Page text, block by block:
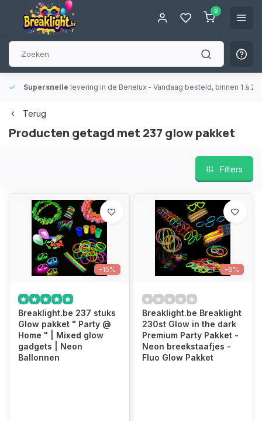
0
Supersnelle levering in de Benelux - Vandaag besteld, binnen 1 à 2
Terug
Producten getagd met 237 glow pakket
Filters
-15%
Breaklight.be 237 stuks
Glow pakket " Party @
Home " | Mixed glow
gadgets | Neon
Ballonnen
-6%
Breaklight.be Breaklight
230st Glow in the dark
Premium Party Pakket -
Neon breekstaafjes -
Fluo Glow Pakket